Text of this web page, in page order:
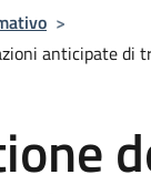
>
anticipate di